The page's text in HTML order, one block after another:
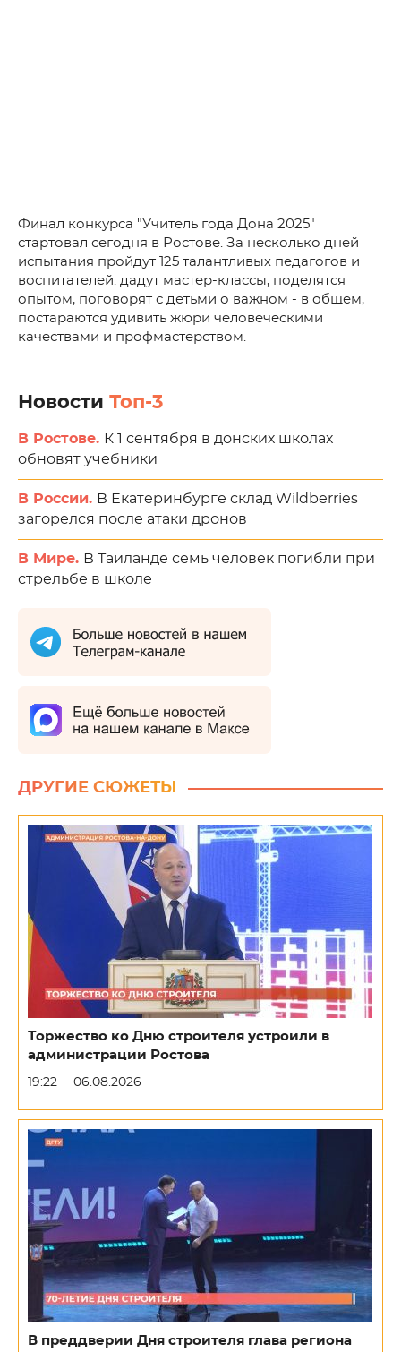
Финал конкурса "Учитель года Дона 2025"
стартовал сегодня в Ростове. За несколько дней
испытания пройдут 125 талантливых педагогов и
воспитателей: дадут мастер-классы, поделятся
опытом, поговорят с детьми о важном - в общем,
постараются удивить жюри человеческими
качествами и профмастерством.
Новости Топ-3
В Ростове. К 1 сентября в донских школах
обновят учебники
В России. В Екатеринбурге склад Wildberries
загорелся после атаки дронов
В Мире. В Таиланде семь человек погибли при
стрельбе в школе
ДРУГИЕ СЮЖЕТЫ
Торжество ко Дню строителя устроили в
администрации Ростова
19:22 06.08.2026
В преддверии Дня строителя глава региона